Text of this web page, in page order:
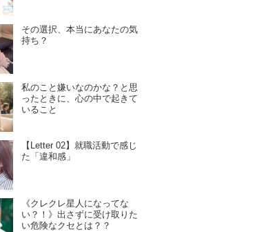
その選択、本当にあなたの気
持ち？
私のこと嫌いなのかな？と思
ったときに、心の中で起きて
いること
【Letter 02】就職活動で感じ
た「違和感」
《クレクレ星人になってな
い？！》出さずに受け取りた
い危険なクセとは？？